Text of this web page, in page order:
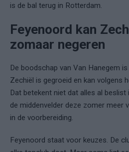
is de bal terug in Rotterdam.
Feyenoord kan
zomaar negeren
De boodschap van Van Hanegem
Zechiël is gegroeid en kan volgens
Dat betekent niet dat alles al
de middenvelder deze zomer meer
in de voorbereiding.
Feyenoord staat voor keuzes. De